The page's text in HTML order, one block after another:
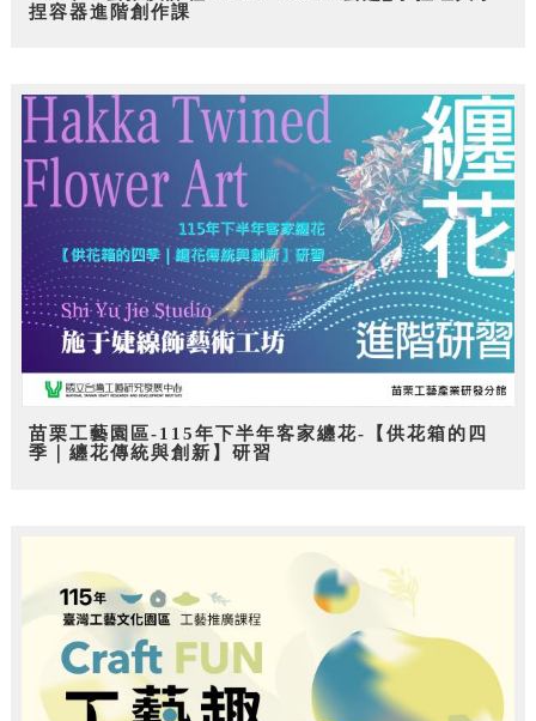
捏容器進階創作課
苗栗工藝園區-115年下半年客家纏花-【供花箱的四
季｜纏花傳統與創新】研習